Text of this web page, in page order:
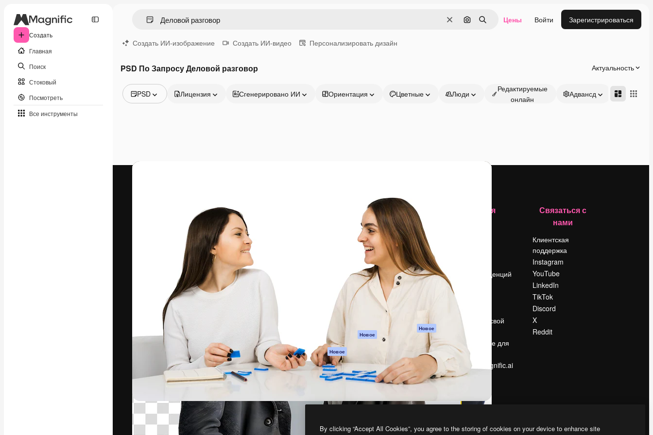
Создать
Главная
Поиск
Стоковый
Посмотреть
Все инструменты
ОчиститьПоиск по изображению
Поиск Цены Войти Зарегистрироваться
Создать ИИ-изображение Создать ИИ-видео Персонализировать дизайн
PSD По Запросу Деловой разговор Актуальность
PSD
Видео
Лицензия Сгенерировано ИИ Ориентация Цветные Люди
Редактируемые
онлайн
Адвансд
Креативная платформа для создания
ваших лучших работ. Более 1 миллиона
подписчиков среди креаторов,
предприятий, агентств и студий.
Pусский
Генератор видео
Генератор голоса
на основе ИИ
Стоковый контент
MCP для
Claude/ChatGPT
Новое
Агенты Новое
API
Мобильное
Magnific
Начать
Academy
Документация по
Пакету ИИ
Служба
поддержки
Условия и
положения
Политика
конфиденциальности
Оригиналы
Новое
Политика файлов
Центр доверия
Партнеры
Предприятие
Компания
Поиск тенденций
Slidesgo
Продайте свой
контент
Помещение для
прессы
Ищете magnific.ai
Связаться с
нами
Клиентская
поддержка
Instagram
YouTube
LinkedIn
TikTok
Discord
X
Reddit
By clicking “Accept All Cookies”, you agree to the storing of cookies on your device to enhance site